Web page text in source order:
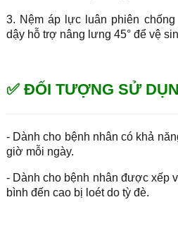
3. Nệm áp lực luân phiên
dậy hỗ trợ nâng lưng 45° để vệ
✅ ĐỐI TƯỢNG SỬ
- Dành cho bệnh nhân có khả
giờ mỗi ngày.
- Dành cho bệnh nhân được xếp
bình đến cao bị loét do tỳ đè.